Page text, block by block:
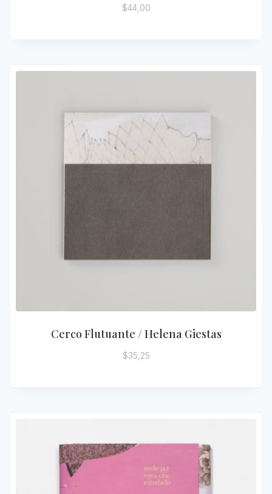
$44,00
Cerco Flutuante / Helena Giestas
$35,25